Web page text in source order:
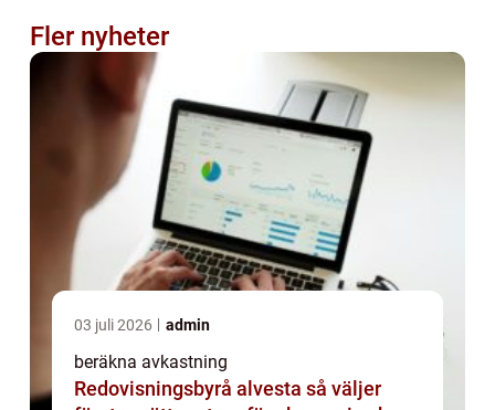
Fler nyheter
03 juli 2026 admin
beräkna avkastning
Redovisningsbyrå alvesta så väljer